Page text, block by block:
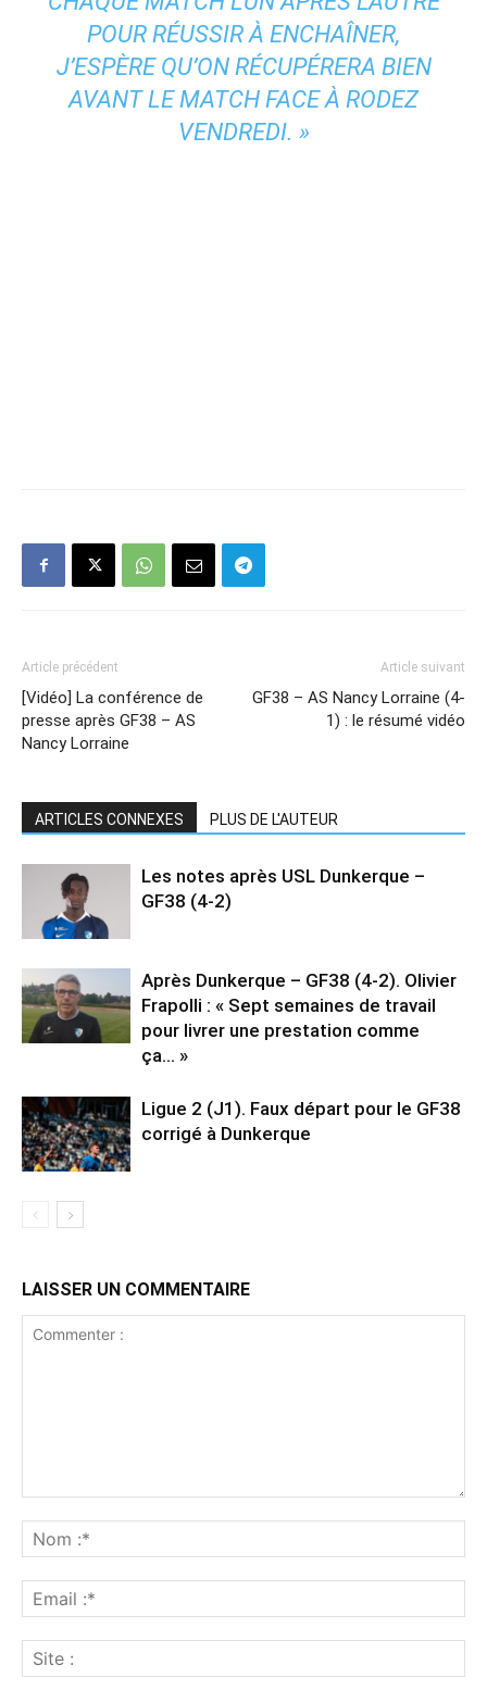
POUR RÉUSSIR À ENCHAÎNER,
J’ESPÈRE QU’ON RÉCUPÉRERA BIEN
AVANT LE MATCH FACE À RODEZ
VENDREDI. »
Article précédent
[Vidéo] La conférence de
presse après GF38 – AS
Nancy Lorraine
Article suivant
GF38 – AS Nancy Lorraine (4-
1) : le résumé vidéo
ARTICLES CONNEXES PLUS DE L'AUTEUR
Les notes après USL Dunkerque –
GF38 (4-2)
Après Dunkerque – GF38 (4-2). Olivier
Frapolli : « Sept semaines de travail
pour livrer une prestation comme
ça… »
Ligue 2 (J1). Faux départ pour le GF38
corrigé à Dunkerque
LAISSER UN COMMENTAIRE